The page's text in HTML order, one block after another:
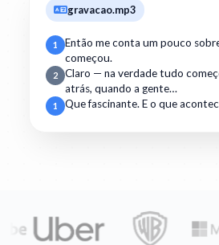
gravacao.mp3
1
Então me conta um pouco
começou.
2
Claro — na verdade tudo
atrás, quando a gente…
1 Que fascinante. E o que